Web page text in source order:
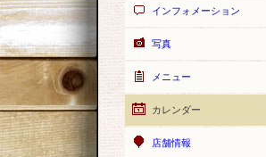
インフォメーション
写真
メニュー
カレンダー
店舗情報